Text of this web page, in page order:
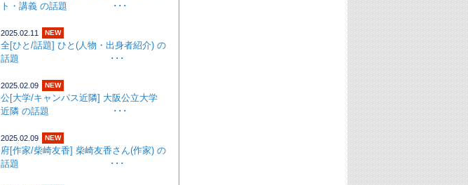
ト・講義 の話題 ･･･
2025.02.11 NEW
全[ひと/話題] ひと(人物・出身者紹介) の
話題 ･･･
2025.02.09 NEW
公[大学/キャンパス近隣] 大阪公立大学
近隣 の話題 ･･･
2025.02.09 NEW
府[作家/柴崎友香] 柴崎友香さん(作家) の
話題 ･･･